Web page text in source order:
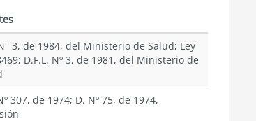
3, de 1984, del Ministerio de Salud; Ley
D.F.L. Nº 3, de 1981, del Ministerio de
307, de 1974; D. Nº 75, de 1974,